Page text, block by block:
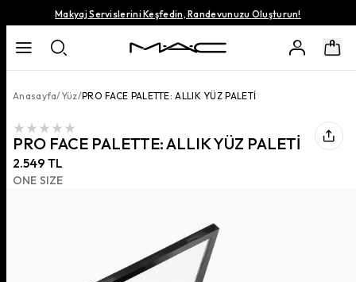
Makyaj Servislerini Keşfedin, Randevunuzu Oluşturun!
Anasayfa/Yüz/PRO FACE PALETTE: ALLIK YÜZ PALETİ
PRO FACE PALETTE: ALLIK YÜZ PALETİ
2.549 TL
ONE SIZE